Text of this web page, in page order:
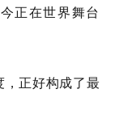
正在世界舞台
，正好构成了最